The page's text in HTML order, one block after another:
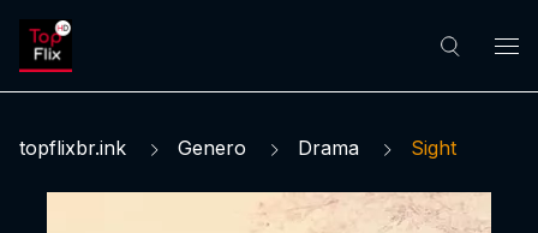
topflixbr.ink Genero Drama Sight